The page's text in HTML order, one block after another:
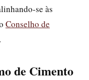
se às
Conselho de
.
de Cimento